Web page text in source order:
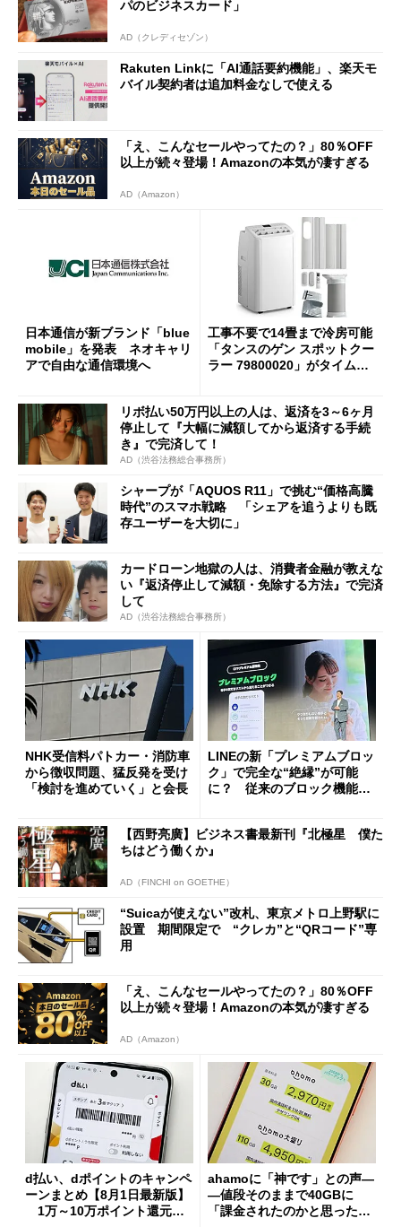
パのビジネスカード」
AD（クレディセゾン）
Rakuten Linkに「AI通話要約機能」、楽天モ
バイル契約者は追加料金なしで使える
「え、こんなセールやってたの？」80％OFF
以上が続々登場！Amazonの本気が凄すぎる
AD（Amazon）
日本通信が新ブランド「blue
mobile」を発表 ネオキャリ
アで自由な通信環境へ
工事不要で14畳まで冷房可能
「タンスのゲン スポットクー
ラー 79800020」がタイムセ
リボ払い50万円以上の人は、返済を3～6ヶ月
停止して『大幅に減額してから返済する手続
き』で完済して！
AD（渋谷法務総合事務所）
シャープが「AQUOS R11」で挑む“価格高騰
時代”のスマホ戦略 「シェアを追うよりも既
存ユーザーを大切に」
カードローン地獄の人は、消費者金融が教えな
い『返済停止して減額・免除する方法』で完済
して
AD（渋谷法務総合事務所）
NHK受信料パトカー・消防車
から徴収問題、猛反発を受け
「検討を進めていく」と会長
LINEの新「プレミアムブロッ
ク」で完全な“絶縁”が可能
に？ 従来のブロック機能と
【西野亮廣】ビジネス書最新刊『北極星 僕た
ちはどう働くか』
AD（FINCHI on GOETHE）
“Suicaが使えない”改札、東京メトロ上野駅に
設置 期間限定で “クレカ”と“QRコード”専
用
「え、こんなセールやってたの？」80％OFF
以上が続々登場！Amazonの本気が凄すぎる
AD（Amazon）
d払い、dポイントのキャンペ
ーンまとめ【8月1日最新版】
1万～10万ポイント還元の
ahamoに「神です」との声―
―値段そのままで40GBに
「課金されたのかと思った」